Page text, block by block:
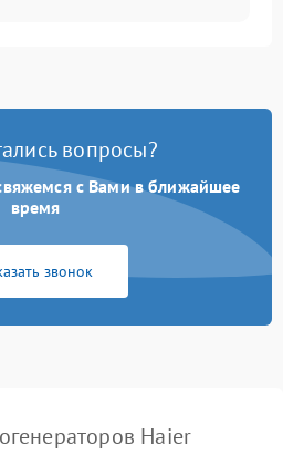
1500 ₽ Подробнее →
1200 ₽
Подробнее →
1500 ₽ Подробнее →
1800 ₽ Подробнее →
вопросы?
с Вами в ближайшее
время
звонок
Haier